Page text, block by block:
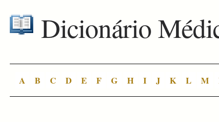
Dicionário
A B C D E F G H I J K L M